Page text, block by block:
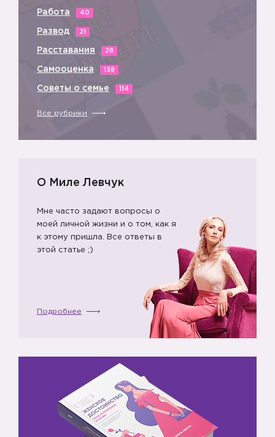
Работа 40
Развод 21
Расставания 28
Самооценка 138
Советы о семье 114
Все рубрики
О Миле Левчук
Мне часто задают вопросы о
моей личной жизни и о том, как я
к этому пришла. Все ответы в
этой статье ;)
Подробнее